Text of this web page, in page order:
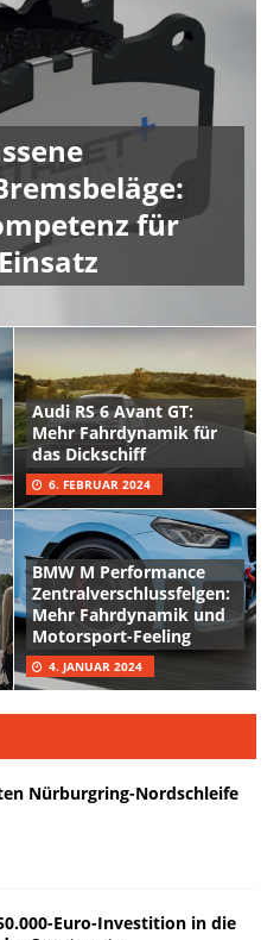
für
Audi RS 6 Avant GT:
Mehr Fahrdynamik für
das Dickschiff
6. FEBRUAR 2024
BMW M Performance
Zentralverschlussfelgen:
Mehr Fahrdynamik und
Motorsport-Feeling
4. JANUAR 2024
Nürburgring-Nordschleife
Euro-Investition in die